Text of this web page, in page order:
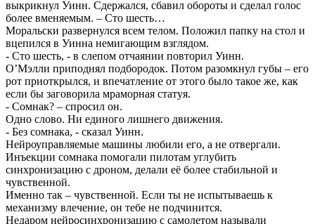
выкрикнул Уинн. Сдержался, сбавил обороты и сделал голос
более вменяемым. – Сто шесть…
Моральски развернулся всем телом. Положил папку на стол и
вцепился в Уинна немигающим взглядом.
- Сто шесть, - в слепом отчаянии повторил Уинн.
О’Мэлли приподнял подбородок. Потом разомкнул губы – его
рот приоткрылся, и впечатление от этого было такое же, как
если бы заговорила мраморная статуя.
- Сомнак? – спросил он.
Одно слово. Ни единого лишнего движения.
- Без сомнака, - сказал Уинн.
Нейроуправляемые машины любили его, а не отвергали.
Инъекции сомнака помогали пилотам углубить
синхронизацию с дроном, делали её более стабильной и
чувственной.
Именно так – чувственной. Если ты не испытываешь к
механизму влечение, он тебе не подчинится.
Недаром нейросинхронизацию с самолетом называли